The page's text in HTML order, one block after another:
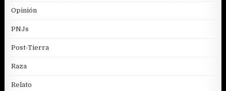
Opinión
PNJs
Post-Tierra
Raza
Relato